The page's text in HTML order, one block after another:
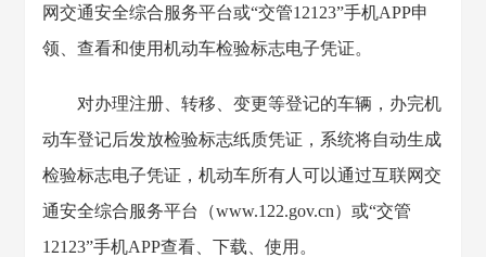
网交通安全综合服务平台或“交管12123”手机APP申
领、查看和使用机动车检验标志电子凭证。
对办理注册、转移、变更等登记的车辆，办完机
动车登记后发放检验标志纸质凭证，系统将自动生成
检验标志电子凭证，机动车所有人可以通过互联网交
通安全综合服务平台（www.122.gov.cn）或“交管
12123”手机APP查看、下载、使用。